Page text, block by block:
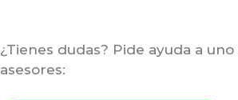
¿Tienes dudas? Pide ayuda a
asesores: